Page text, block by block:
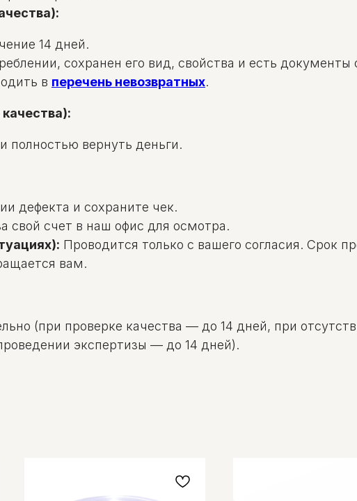
14 дней.
сохранен его вид, свойства и есть
в перечень невозвратных.
вернуть деньги.
дефекта и сохраните чек.
свой счет в наш офис для осмотра.
Проводится только с вашего согласия. Срок
вам.
(при проверке качества — до 14 дней, при
экспертизы — до 14 дней).